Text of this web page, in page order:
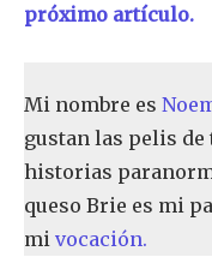
próximo artículo.
Mi nombre es
gustan las pelis
historias
queso Brie es mi
mi vocación.